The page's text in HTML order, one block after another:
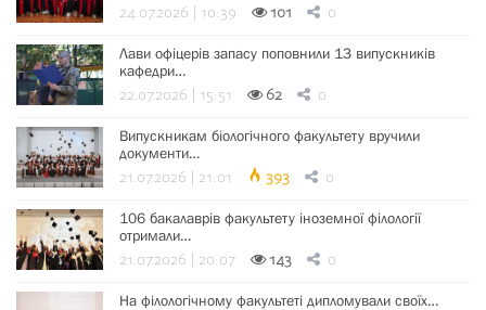
24.07.2026 | 10:39 101 0
Лави офіцерів запасу поповнили 13 випускників
кафедри…
22.07.2026 | 15:51 62 0
Випускникам біологічного факультету вручили
документи…
21.07.2026 | 21:01 393 0
106 бакалаврів факультету іноземної філології
отримали…
21.07.2026 | 20:07 143 0
На філологічному факультеті дипломували своїх…